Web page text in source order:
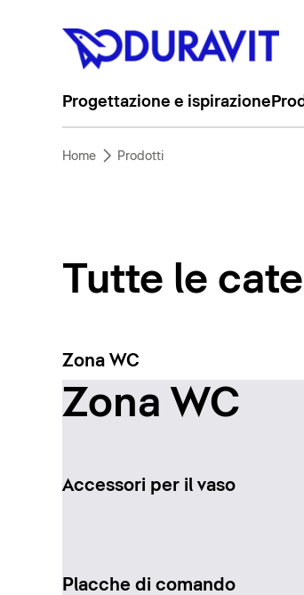
Progettazione e ispirazione
Home Prodotti
Tutte le
Zona WC
Zona WC
Accessori per il vaso
Placche di comando